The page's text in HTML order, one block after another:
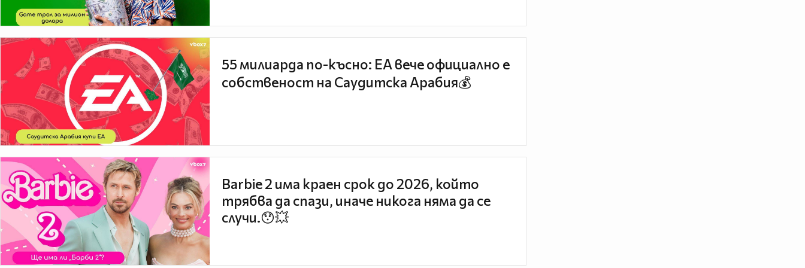
55 милиарда по-късно: EA вече официално е
собственост на Саудитска Арабия💰
Barbie 2 има краен срок до 2026, който
трябва да спази, иначе никога няма да се
случи.😯💥